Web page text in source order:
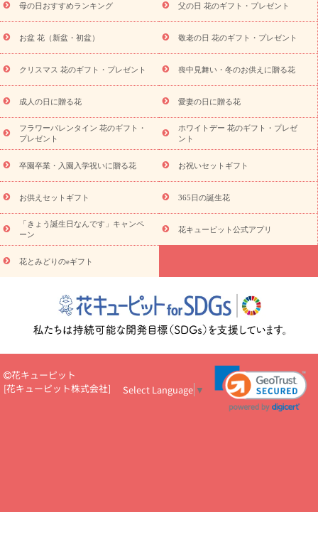
供え・お悔やみ商品一覧
お供え・お悔やみの花
四十九日法要以
降に贈る花
通夜・葬儀に贈る花
お供え お花とセットギフト
お供え プリザーブドフラワー
ペットのお供えフラワー
お盆（新
盆・初盆）
その他 お祝い返し お見舞い
お取り寄せギフト
ビジネス用
ご自宅用 観葉植物 ミディ胡蝶蘭
プリザーブ
ドフラワー
スタイルから探す アレンジメント 花束
スタ
ンド花
お祝い お供え・お悔やみ 胡蝶蘭 胡蝶蘭・花鉢
ディ胡蝶蘭・お祝い
ミディ胡蝶蘭・お供え
世界初の青色胡蝶蘭
観葉植物
観葉植物 産直多肉植物
プリザーブドフラワー
お祝い
お供え・お悔やみ 花とセットギフト
セミオーダー
プチギフト（hanamore -ハナモア-）
花とみどりのeギフト
キューピットのeGfit
カラー ピンク イエローオレンジ
レッ
ド
お花の種類 トルコキキョウ
お祝い お祝い・3000円～ お祝い・4000円～
お祝い・
5000円～
お祝い・7000円～ お祝い・ 10000円～
お供え・お
悔やみ
円～
お供え・お悔やみ・
読み物
いのマナー
定年退職祝いのマナー
お祝いを贈るときのマナー・
花キューピットのお祝いコラム一覧
誕生日のお花を「色
彩心理学」で選ぶ方法
結婚祝いの予算相場
出産祝いお役立ち情
ール
新築引っ越し祝いコラム お祝い花のマナー総まとめ
職
場上司や先輩へ贈るお祝い花の正解は？
開店祝いの花 選び方ガイ
あり)
花キューピット×専門家
CO2排出量削減 / SDGsを考える
母の日おすすめランキング 父の日 花のギフト・プレゼント
お盆 花（新盆・初盆） 敬老の日 花のギフト・プレゼント
クリスマス 花のギフト・プレゼント 喪中見舞い・冬のお供えに贈る花
成人の日に贈る花 愛妻の日に贈る花
フラワーバレンタイン 花のギフト・
プレゼント
ホワイトデー 花のギフト・プレゼ
ント
卒園卒業・入園入学祝いに贈る花 お祝いセットギフト
お供えセットギフト 365日の誕生花
「きょう誕生日なんです」キャンペ
ーン
花キューピット公式アプリ
花とみどりのeギフト
花キューピット
[花キューピット株式会社] Select Language ▼